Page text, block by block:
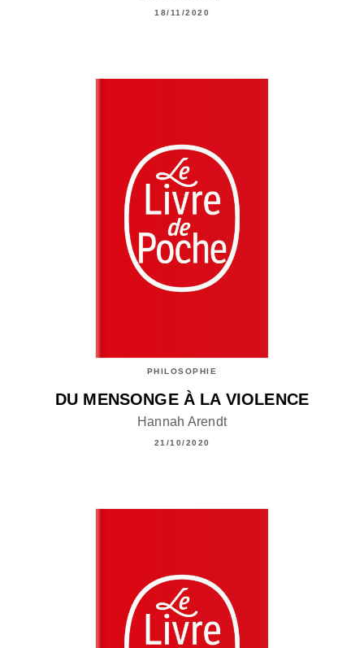
18/11/2020
PHILOSOPHIE
DU MENSONGE À LA VIOLENCE
Hannah Arendt
21/10/2020